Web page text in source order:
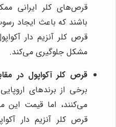
قرص‌های کلر ایرانی
باشند که باعث ایجاد
قرص کلر آنزیم دار
مشکل جلوگیری می‌کند.
قرص کلر آکواپول در
برخی از برندهای
می‌کنند، اما قیمت این
قرص کلر آنزیم دار